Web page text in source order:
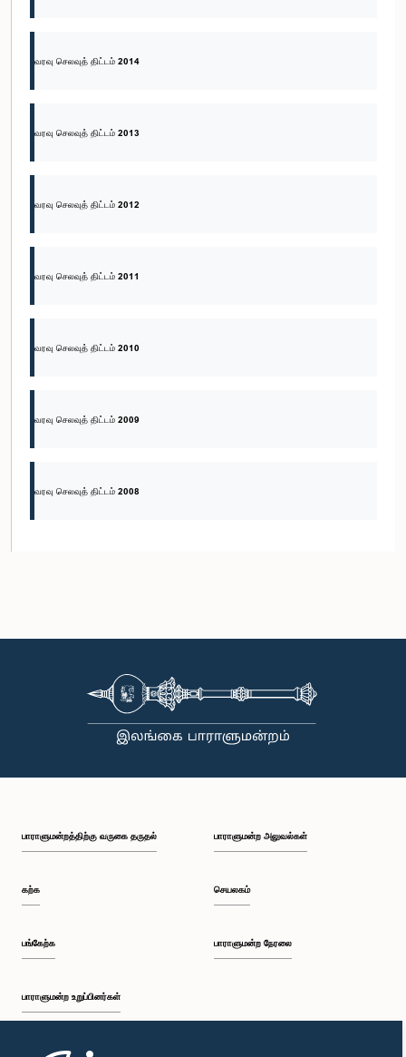
வரவு செலவுத் திட்டம் 2014
வரவு செலவுத் திட்டம் 2013
வரவு செலவுத் திட்டம் 2012
வரவு செலவுத் திட்டம் 2011
வரவு செலவுத் திட்டம் 2010
வரவு செலவுத் திட்டம் 2009
வரவு செலவுத் திட்டம் 2008
பாராளுமன்றத்திற்கு வருகை தருதல்
கற்க
பங்கேற்க
பாராளுமன்ற உறுப்பினர்கள்
முதற்பக்கம்
பாராளுமன்ற அலுவல்கள்
செயலகம்
பாராளுமன்ற நேரலை